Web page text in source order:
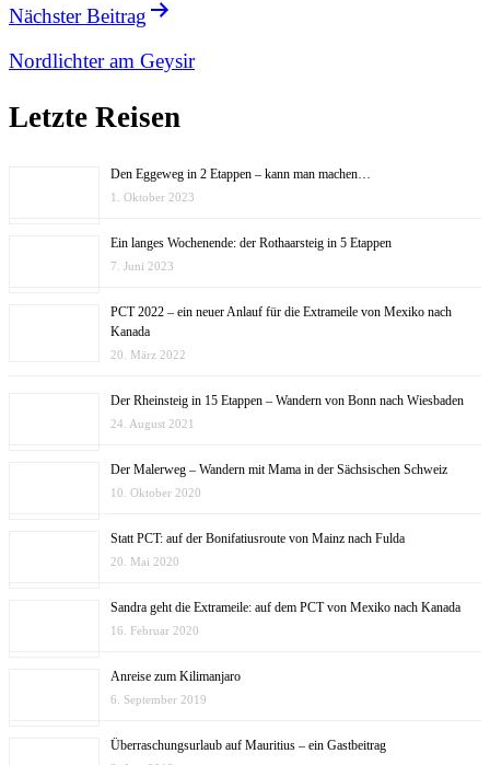
Nächster Beitrag
Nordlichter am Geysir
Letzte Reisen
Den Eggeweg in 2 Etappen – kann man machen…
1. Oktober 2023
Ein langes Wochenende: der Rothaarsteig in 5 Etappen
7. Juni 2023
PCT 2022 – ein neuer Anlauf für die Extrameile von Mexiko nach
Kanada
20. März 2022
Der Rheinsteig in 15 Etappen – Wandern von Bonn nach Wiesbaden
24. August 2021
Der Malerweg – Wandern mit Mama in der Sächsischen Schweiz
10. Oktober 2020
Statt PCT: auf der Bonifatiusroute von Mainz nach Fulda
20. Mai 2020
Sandra geht die Extrameile: auf dem PCT von Mexiko nach Kanada
16. Februar 2020
Anreise zum Kilimanjaro
6. September 2019
Überraschungsurlaub auf Mauritius – ein Gastbeitrag